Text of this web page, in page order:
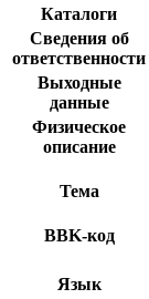
Каталоги
Сведения об
ответственности
Выходные
данные
Физическое
описание
Тема
BBK-код
Язык